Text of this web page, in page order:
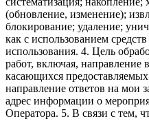
(обновление, изменение);
блокирование; удаление;
как с использованием
использования. 4. Цель
работ, включая, направление
касающихся
направление ответов на мои
адрес информации о
Оператора. 5. В связи с тем,